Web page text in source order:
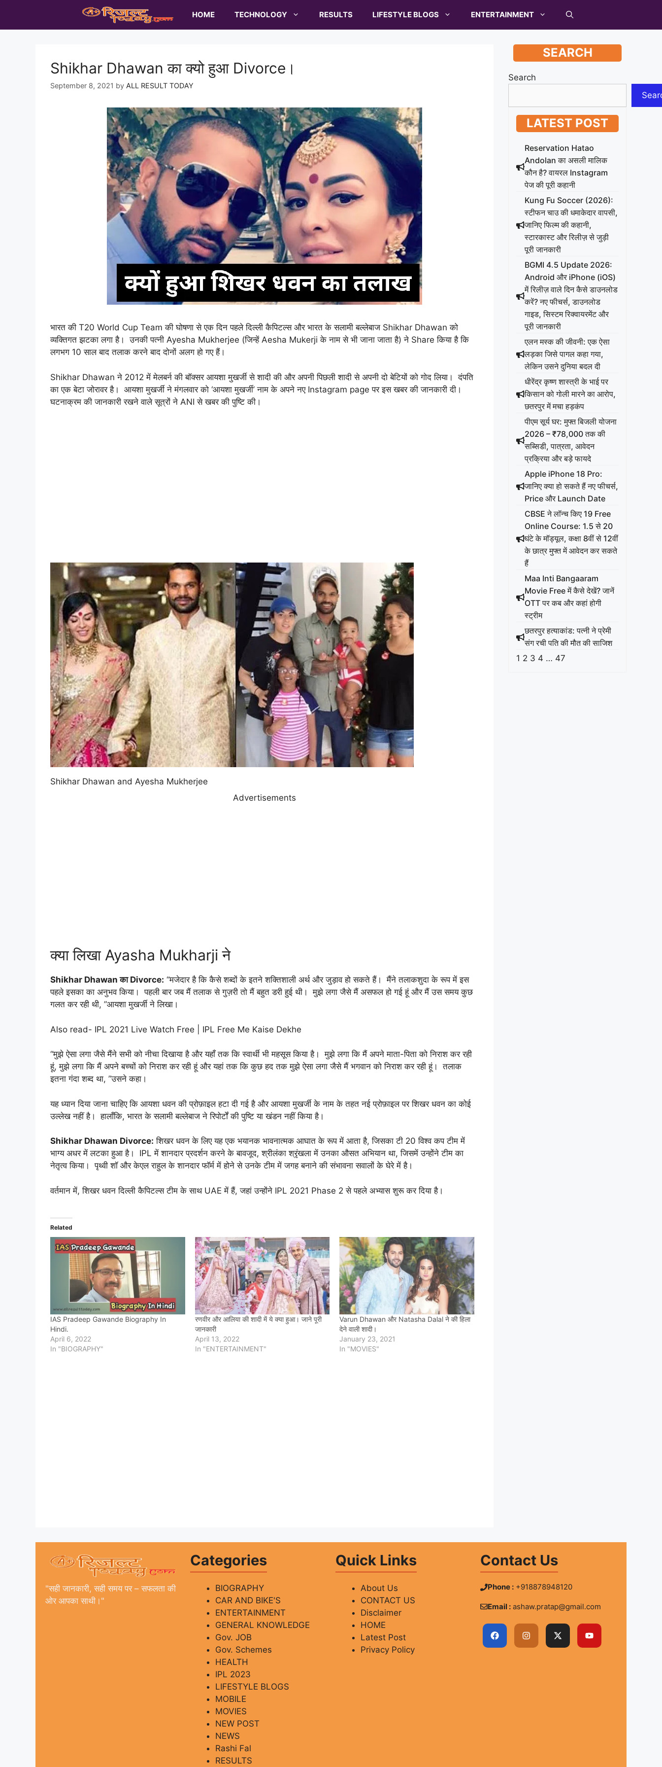
content
HOME TECHNOLOGY RESULTS LIFESTYLE BLOGS ENTERTAINMENT
Shikhar Dhawan का क्यो हुआ Divorce।
September 8, 2021 by ALL RESULT TODAY
भारत की T20 World Cup Team की घोषणा से एक दिन पहले दिल्ली कैपिटल्स और भारत के सलामी बल्लेबाज Shikhar Dhawan को
व्यक्तिगत झटका लगा है। उनकी पत्नी Ayesha Mukherjee (जिन्हें Aesha Mukerji के नाम से भी जाना जाता है) ने Share किया है कि
लगभग 10 साल बाद तलाक करने बाद दोनों अलग हो गए हैं।
Shikhar Dhawan ने 2012 में मेलबर्न की बॉक्सर आयशा मुखर्जी से शादी की और अपनी पिछली शादी से अपनी दो बेटियों को गोद लिया। दंपति
का एक बेटा जोरावर है। आयशा मुखर्जी ने मंगलवार को ‘आयशा मुखर्जी’ नाम के अपने नए Instagram page पर इस खबर की जानकारी दी।
घटनाक्रम की जानकारी रखने वाले सूत्रों ने ANI से खबर की पुष्टि की।
Shikhar Dhawan and Ayesha Mukherjee
Advertisements
क्या लिखा Ayasha Mukharji ने
Shikhar Dhawan का Divorce: “मजेदार है कि कैसे शब्दों के इतने शक्तिशाली अर्थ और जुड़ाव हो सकते हैं। मैंने तलाकशुदा के रूप में इस
पहले इसका का अनुभव किया। पहली बार जब मैं तलाक से गुज़री तो मैं बहुत डरी हुई थी। मुझे लगा जैसे मैं असफल हो गई हूं और मैं उस समय कुछ
गलत कर रही थी, ”आयशा मुखर्जी ने लिखा।
Also read- IPL 2021 Live Watch Free | IPL Free Me Kaise Dekhe
“मुझे ऐसा लगा जैसे मैंने सभी को नीचा दिखाया है और यहाँ तक कि स्वार्थी भी महसूस किया है। मुझे लगा कि मैं अपने माता-पिता को निराश कर रही
हूं, मुझे लगा कि मैं अपने बच्चों को निराश कर रही हूं और यहां तक कि कुछ हद तक मुझे ऐसा लगा जैसे मैं भगवान को निराश कर रही हूं। तलाक
इतना गंदा शब्द था, ”उसने कहा।
यह ध्यान दिया जाना चाहिए कि आयशा धवन की प्रोफ़ाइल हटा दी गई है और आयशा मुखर्जी के नाम के तहत नई प्रोफ़ाइल पर शिखर धवन का कोई
उल्लेख नहीं है। हालाँकि, भारत के सलामी बल्लेबाज ने रिपोर्टों की पुष्टि या खंडन नहीं किया है।
Shikhar Dhawan Divorce: शिखर धवन के लिए यह एक भयानक भावनात्मक आघात के रूप में आता है, जिसका टी 20 विश्व कप टीम में
भाग्य अधर में लटका हुआ है। IPL में शानदार प्रदर्शन करने के बावजूद, श्रीलंका श्रृंखला में उनका औसत अभियान था, जिसमें उन्होंने टीम का
नेतृत्व किया। पृथ्वी शॉ और केएल राहुल के शानदार फॉर्म में होने से उनके टीम में जगह बनाने की संभावना सवालों के घेरे में है।
वर्तमान में, शिखर धवन दिल्ली कैपिटल्स टीम के साथ UAE में हैं, जहां उन्होंने IPL 2021 Phase 2 से पहले अभ्यास शुरू कर दिया है।
Related
IAS Pradeep Gawande Biography In
Hindi.
April 6, 2022
In "BIOGRAPHY"
रणवीर और आलिया की शादी में ये क्या हुआ। जाने पूरी
जानकारी
April 13, 2022
In "ENTERTAINMENT"
Varun Dhawan और Natasha Dalal ने की हिला
देने वाली शादी।
January 23, 2021
In "MOVIES"
SEARCH
Search
LATEST POST
Reservation Hatao
Andolan का असली मालिक
कौन है? वायरल Instagram
पेज की पूरी कहानी
Kung Fu Soccer (2026):
स्टीफन चाउ की धमाकेदार वापसी,
जानिए फिल्म की कहानी,
स्टारकास्ट और रिलीज़ से जुड़ी
पूरी जानकारी
BGMI 4.5 Update 2026:
Android और iPhone (iOS)
में रिलीज़ वाले दिन कैसे डाउनलोड
करें? नए फीचर्स, डाउनलोड
गाइड, सिस्टम रिक्वायरमेंट और
पूरी जानकारी
एलन मस्क की जीवनी: एक ऐसा
लड़का जिसे पागल कहा गया,
लेकिन उसने दुनिया बदल दी
धीरेंद्र कृष्ण शास्त्री के भाई पर
किसान को गोली मारने का आरोप,
छतरपुर में मचा हड़कंप
पीएम सूर्य घर: मुफ्त बिजली योजना
2026 – ₹78,000 तक की
सब्सिडी, पात्रता, आवेदन
प्रक्रिया और बड़े फायदे
Apple iPhone 18 Pro:
जानिए क्या हो सकते हैं नए फीचर्स,
Price और Launch Date
CBSE ने लॉन्च किए 19 Free
Online Course: 1.5 से 20
घंटे के मॉड्यूल, कक्षा 8वीं से 12वीं
के छात्र मुफ्त में आवेदन कर सकते
हैं
Maa Inti Bangaaram
Movie Free में कैसे देखें? जानें
OTT पर कब और कहां होगी
स्ट्रीम
छतरपुर हत्याकांड: पत्नी ने प्रेमी
संग रची पति की मौत की साजिश
1 2 3 4 … 47
"सही जानकारी, सही समय पर – सफलता की
ओर आपका साथी।"
Categories
BIOGRAPHY
CAR AND BIKE'S
ENTERTAINMENT
GENERAL KNOWLEDGE
Gov. JOB
Gov. Schemes
HEALTH
IPL 2023
LIFESTYLE BLOGS
MOBILE
MOVIES
NEW POST
NEWS
Rashi Fal
RESULTS
Quick Links
About Us
CONTACT US
Disclaimer
HOME
Latest Post
Privacy Policy
Contact Us
Phone : +918878948120
Email : ashaw.pratap@gmail.com